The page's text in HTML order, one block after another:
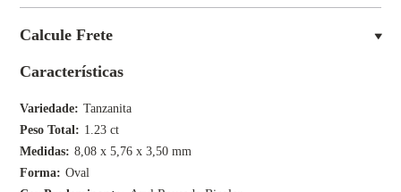
Características
Variedade
Tanzanita
Peso Total
1.23 ct
Medidas
8,08 x 5,76 x 3,50 mm
Forma
Oval
Calcule Frete